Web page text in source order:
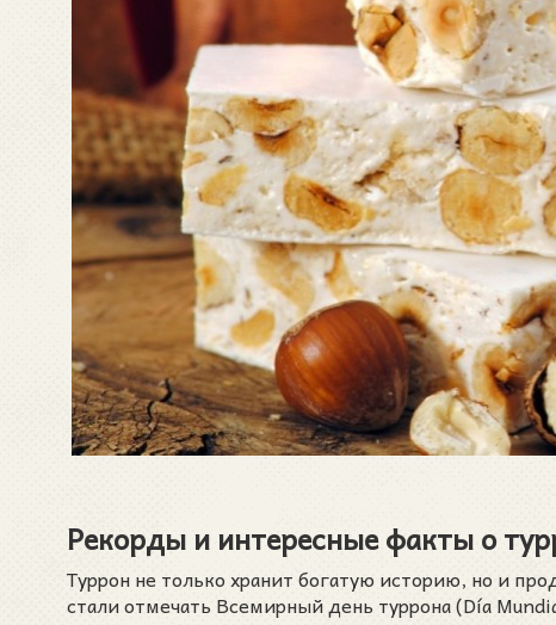
Рекорды и интересные факты о
Туррон не только хранит богатую историю, но и
стали отмечать Всемирный день туррона (Día